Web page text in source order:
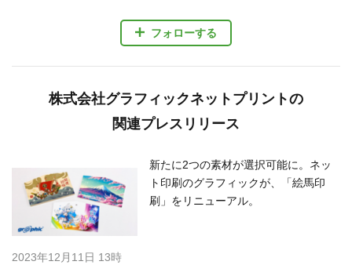
フォローする
株式会社グラフィックネットプリントの
関連プレスリリース
新たに2つの素材が選択可能に。ネッ
ト印刷のグラフィックが、「絵馬印
刷」をリニューアル。
2023年12月11日 13時